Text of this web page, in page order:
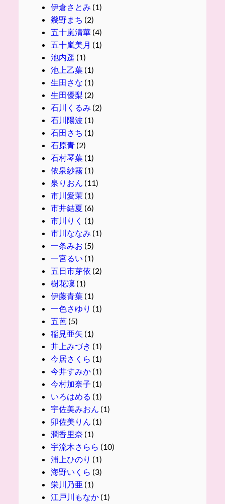
伊倉さとみ (1)
幾野まち (2)
五十嵐清華(4)
五十嵐美月 (1)
池内遥 (1)
池上乙葉(1)
生田さな (1)
生田優梨 (2)
石川くるみ (2)
石川陽波 (1)
石田さち (1)
石原青(2)
石村琴葉(1)
依泉紗霧 (1)
泉りおん (11)
市川愛茉(1)
市井結夏 (6)
市川りく (1)
市川ななみ (1)
一条みお (5)
一宮るい (1)
五日市芽依 (2)
樹花凜(1)
伊藤青葉(1)
一色さゆり (1)
五芭(5)
稲見亜矢 (1)
井上みづき (1)
今居さくら (1)
今井すみか(1)
今村加奈子 (1)
いろはめる (1)
宇佐美みおん (1)
卯佐美りん (1)
潤香里奈 (1)
宇流木さらら (10)
浦上ひのり (1)
海野いくら (3)
栄川乃亜 (1)
江戸川もなか(1)